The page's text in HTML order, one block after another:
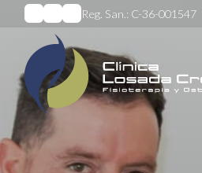
Reg. San.: C-36-001547